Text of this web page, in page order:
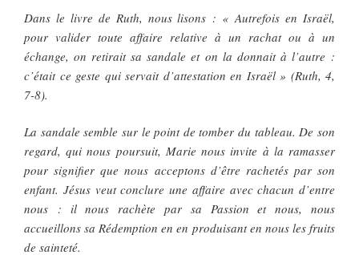
Dans le livre de Ruth, nous lisons : « Autrefois en Israël,
pour valider toute affaire relative à un rachat ou à un
échange, on retirait sa sandale et on la donnait à l’autre :
c’était ce geste qui servait d’attestation en Israël » (Ruth, 4,
7-8).
La sandale semble sur le point de tomber du tableau. De son
regard, qui nous poursuit, Marie nous invite à la ramasser
pour signifier que nous acceptons d’être rachetés par son
enfant. Jésus veut conclure une affaire avec chacun d’entre
nous : il nous rachète par sa Passion et nous, nous
accueillons sa Rédemption en en produisant en nous les fruits
de sainteté.